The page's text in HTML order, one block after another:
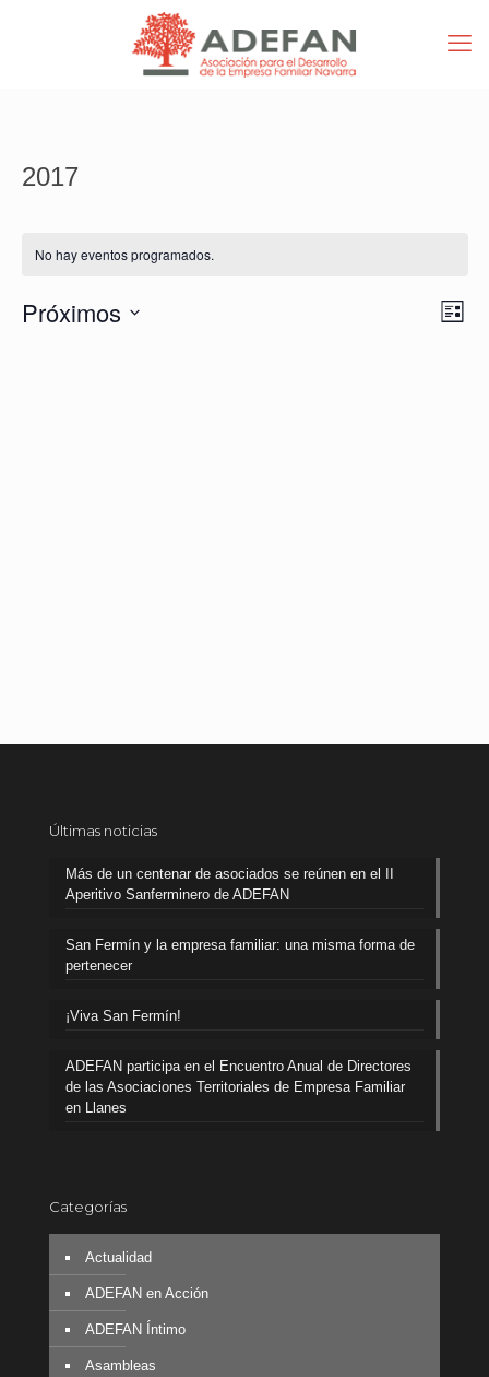
2017
No hay eventos programados.
de
Lista
Próximos
Últimas noticias
Más de un centenar de asociados se reúnen en el II
Aperitivo Sanferminero de ADEFAN
San Fermín y la empresa familiar: una misma forma de
pertenecer
¡Viva San Fermín!
ADEFAN participa en el Encuentro Anual de Directores
de las Asociaciones Territoriales de Empresa Familiar
en Llanes
Categorías
Actualidad
ADEFAN en Acción
ADEFAN Íntimo
Asambleas